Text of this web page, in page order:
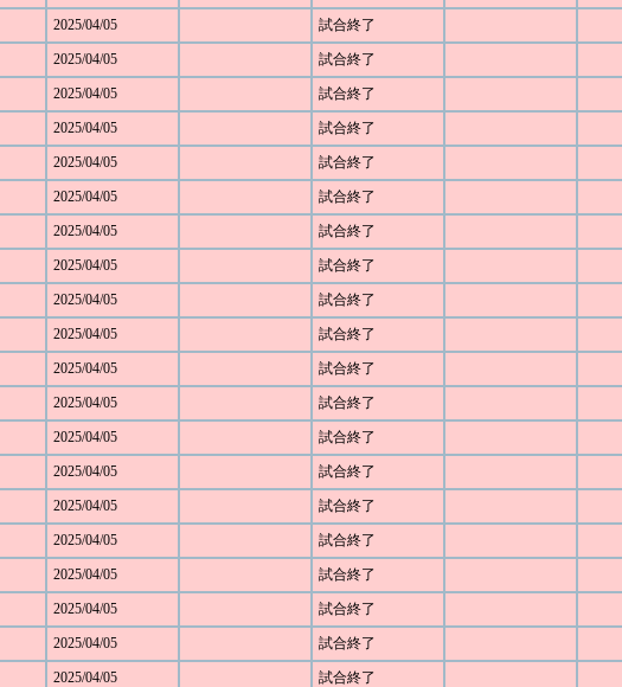
2025/04/05 試合終了
2025/04/05 試合終了
2025/04/05 試合終了
2025/04/05 試合終了
2025/04/05 試合終了
2025/04/05 試合終了
2025/04/05 試合終了
2025/04/05 試合終了
2025/04/05 試合終了
2025/04/05 試合終了
2025/04/05 試合終了
2025/04/05 試合終了
2025/04/05 試合終了
2025/04/05 試合終了
2025/04/05 試合終了
2025/04/05 試合終了
2025/04/05 試合終了
2025/04/05 試合終了
2025/04/05 試合終了
2025/04/05 試合終了